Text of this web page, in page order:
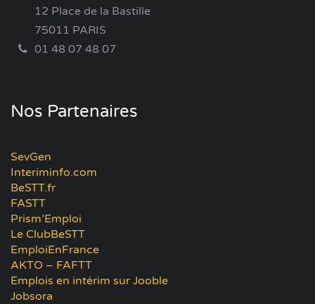
12 Place de la Bastille
75011 PARIS
01 48 07 48 07
Nos Partenaires
SevGen
Interiminfo.com
BeSTT.fr
FASTT
Prism’Emploi
Le ClubBeSTT
EmploiEnFrance
AKTO – FAFTT
Emplois en intérim sur Jooble
Jobsora